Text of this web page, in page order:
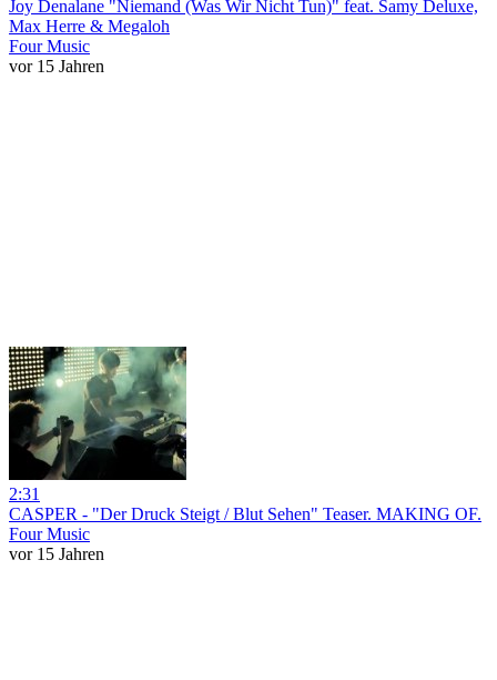
Joy Denalane "Niemand (Was Wir Nicht Tun)" feat. Samy Deluxe,
Max Herre & Megaloh
Four Music
vor 15 Jahren
2:31
CASPER - "Der Druck Steigt / Blut Sehen" Teaser. MAKING OF.
Four Music
vor 15 Jahren